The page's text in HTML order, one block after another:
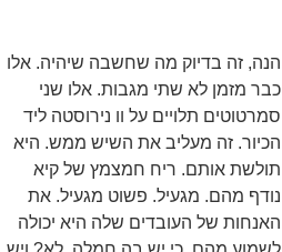
הנה, זה בדיוק מה שחשבה שיהיה. אלו
כבר מזמן לא שתי מגבות. אלו שני
סמרטוטים תלויים על וו נירוסטה ליד
הכיור. זה מעליב את השיש ממש. היא
תולשת אותם. ריח חמצמץ של קיא
נודף מהם. מגעיל. פשוט מגעיל. את
האנחות של העובדים שלה היא יכולה